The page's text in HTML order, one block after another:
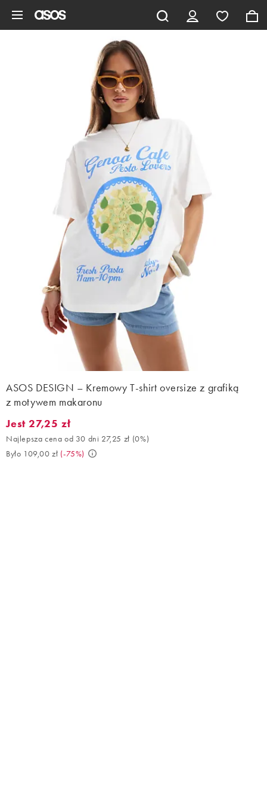
ASOS DESIGN – Kremowy T-shirt oversize z grafiką
z motywem makaronu
Jest 27,25 zł. Najlepsza cena od 30 dni 27,25 zł (0%). Było
Jest 27,25 zł
Najlepsza cena od 30 dni 27,25 zł (0%)
Było 109,00 zł (-75%)